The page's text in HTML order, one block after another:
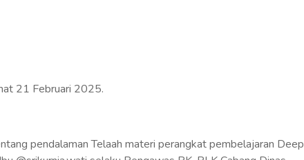
21 Februari 2025.
pendalaman Telaah materi perangkat pembelajaran Deep